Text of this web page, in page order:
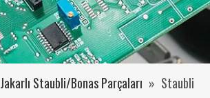
Jakarlı Staubli/Bonas Parçaları » Staubli